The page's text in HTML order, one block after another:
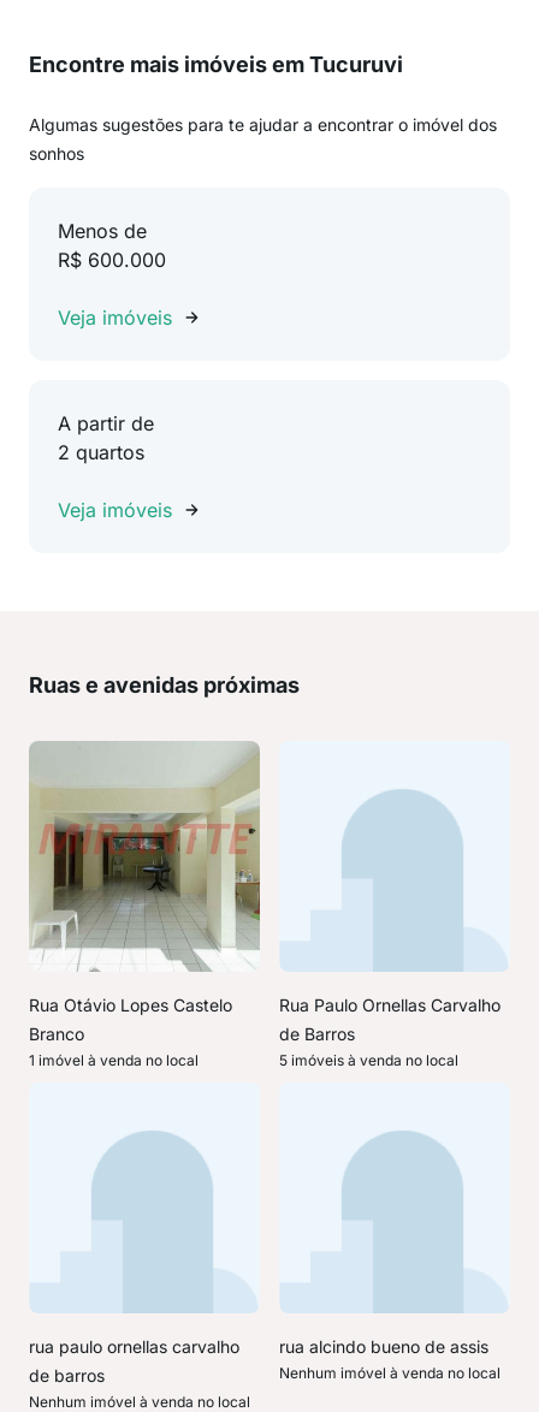
Encontre mais imóveis em Tucuruvi
Algumas sugestões para te ajudar a encontrar o imóvel dos
sonhos
Menos de
R$ 600.000
Veja imóveis
A partir de
2 quartos
Veja imóveis
Ruas e avenidas próximas
Rua Otávio Lopes Castelo
Branco
1 imóvel à venda no local
Rua Paulo Ornellas Carvalho
de Barros
5 imóveis à venda no local
rua paulo ornellas carvalho
de barros
Nenhum imóvel à venda no local
rua alcindo bueno de assis
Nenhum imóvel à venda no local